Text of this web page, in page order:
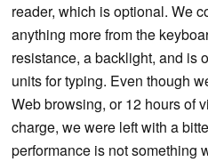
reader, which is optional. We
anything more from the
resistance, a backlight, and is
units for typing. Even though
Web browsing, or 12 hours of
charge, we were left with a
performance is not something